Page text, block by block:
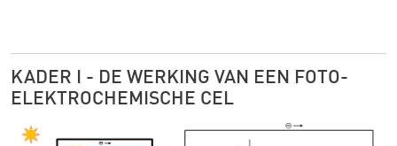
KADER I - DE WERKING VAN EEN FOTO-
ELEKTROCHEMISCHE CEL